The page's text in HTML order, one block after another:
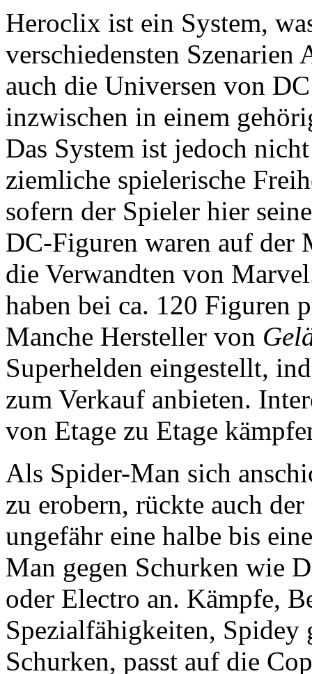
Heroclix ist ein System,
verschiedensten
auch die Universen von
inzwischen in einem
Das System ist jedoch
ziemliche spielerische
sofern der Spieler hier
DC-Figuren waren auf der
die Verwandten von
haben bei ca. 120 Figuren
Manche Hersteller von
Superhelden eingestellt,
zum Verkauf anbieten.
von Etage zu Etage
Als Spider-Man sich
zu erobern, rückte auch
ungefähr eine halbe bis
Man gegen Schurken wie
oder Electro an. Kämpfe,
Spezialfähigkeiten, Spidey
Schurken, passt auf die